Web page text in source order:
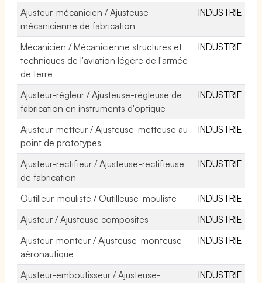
Ajusteur-mécanicien / Ajusteuse-
mécanicienne de fabrication
INDUSTRIE
Mécanicien / Mécanicienne structures et
techniques de l'aviation légère de l'armée
de terre
INDUSTRIE
Ajusteur-régleur / Ajusteuse-régleuse de
fabrication en instruments d'optique
INDUSTRIE
Ajusteur-metteur / Ajusteuse-metteuse au
point de prototypes
INDUSTRIE
Ajusteur-rectifieur / Ajusteuse-rectifieuse
de fabrication
INDUSTRIE
Outilleur-mouliste / Outilleuse-mouliste
INDUSTRIE
Ajusteur / Ajusteuse composites
INDUSTRIE
Ajusteur-monteur / Ajusteuse-monteuse
aéronautique
INDUSTRIE
Ajusteur-emboutisseur / Ajusteuse-
INDUSTRIE